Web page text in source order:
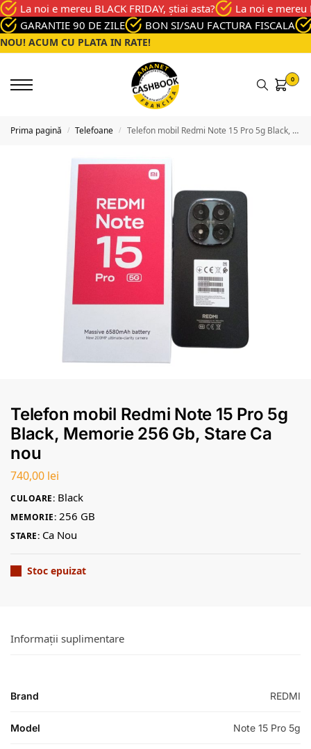
La noi e mereu BLACK FRIDAY, știai asta?
La noi e mereu
GARANTIE 90 DE ZILE
BON SI/SAU FACTURA FISCALA
NOU! ACUM CU PLATA IN RATE!
0
Prima pagină / Telefoane / Telefon mobil Redmi Note 15 Pro 5g Black, Memorie 256 Gb, Stare Ca nou
Telefon mobil Redmi Note 15 Pro 5g
Black, Memorie 256 Gb, Stare Ca
nou
740,00 lei
CULOARE: Black
MEMORIE: 256 GB
STARE: Ca Nou
Stoc epuizat
Informații suplimentare
Brand REDMI
Model Note 15 Pro 5g